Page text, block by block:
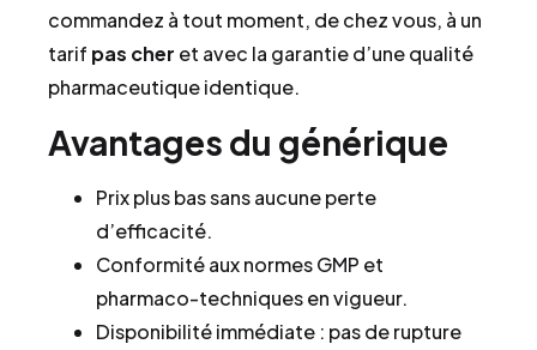
commandez à tout moment, de chez vous, à un
tarif pas cher et avec la garantie d’une qualité
pharmaceutique identique.
Avantages du générique
Prix plus bas sans aucune perte
d’efficacité.
Conformité aux normes GMP et
pharmaco-techniques en vigueur.
Disponibilité immédiate : pas de rupture